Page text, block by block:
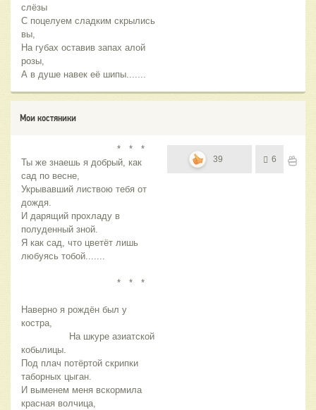
слёзы
С поцелуем сладким скрылись
вы,
На губах оставив запах алой
розы,
А в душе навек её шипы.......
Мои костяники
* * *
Ты же знаешь я добрый, как
сад по весне,
Укрывавший листвою тебя от
дождя.
И дарящий прохладу в
полуденный зной.
Я как сад, что цветёт лишь
любуясь тобой.......
* * *
Наверно я рождён был у
костра,
На шкуре азиатской
кобылицы.
Под плач потёртой скрипки
таборных цыган.
И выменем меня вскормила
красная волчица,
39 6